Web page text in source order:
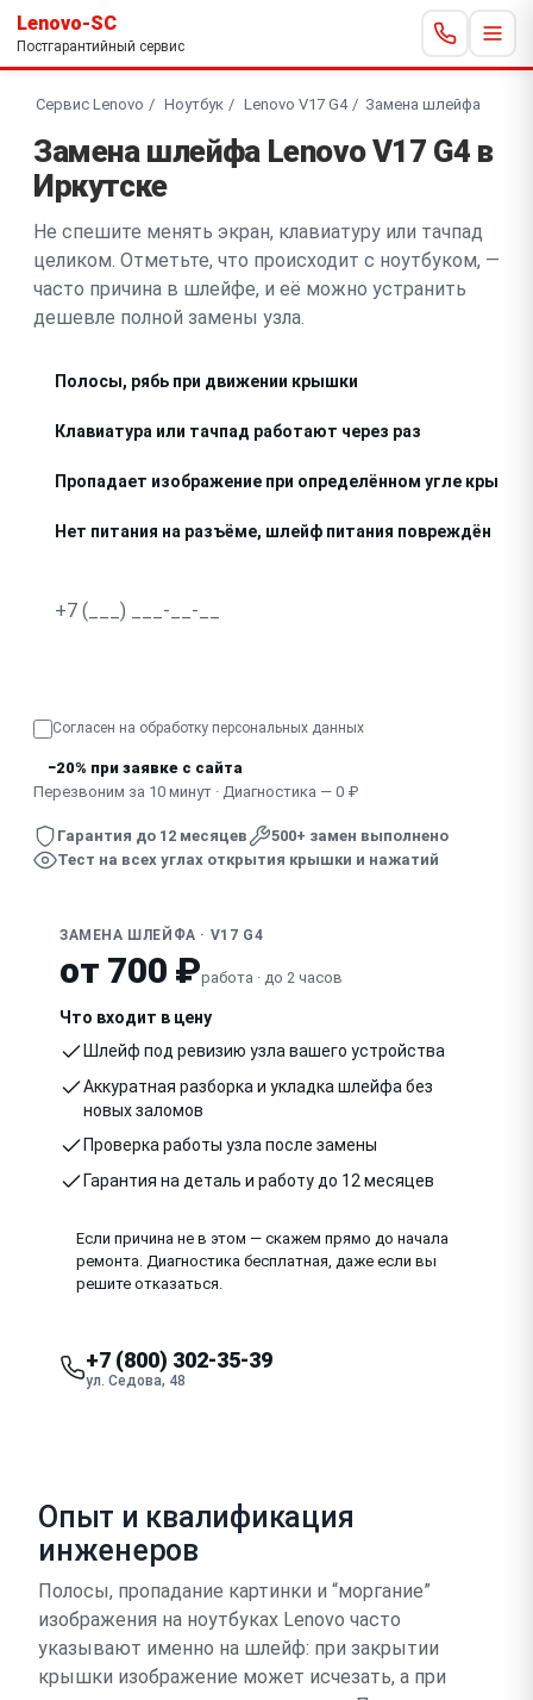
Lenovo-SC
Постгарантийный сервис
Сервис Lenovo Ноутбук Lenovo V17 G4 Замена шлейфа
Замена шлейфа Lenovo V17 G4 в
Иркутске
Не спешите менять экран, клавиатуру или тачпад
целиком. Отметьте, что происходит с ноутбуком, —
часто причина в шлейфе, и её можно устранить
дешевле полной замены узла.
Полосы, рябь при движении крышки
Клавиатура или тачпад работают через раз
Пропадает изображение при определённом угле крышки
Нет питания на разъёме, шлейф питания повреждён
Согласен на обработку персональных данных
−20% при заявке с сайта
Перезвоним за 10 минут · Диагностика — 0 ₽
Гарантия до 12 месяцев
500+ замен выполнено
Тест на всех углах открытия крышки и нажатий
ЗАМЕНА ШЛЕЙФА · V17 G4
от 700 ₽работа · до 2 часов
Что входит в цену
Шлейф под ревизию узла вашего устройства
Аккуратная разборка и укладка шлейфа без
новых заломов
Проверка работы узла после замены
Гарантия на деталь и работу до 12 месяцев
Если причина не в этом — скажем прямо до начала
ремонта. Диагностика бесплатная, даже если вы
решите отказаться.
+7 (800) 302-35-39
ул. Седова, 48
Опыт и квалификация
инженеров
Полосы, пропадание картинки и “моргание”
изображения на ноутбуках Lenovo часто
указывают именно на шлейф: при закрытии
крышки изображение может исчезать, а при